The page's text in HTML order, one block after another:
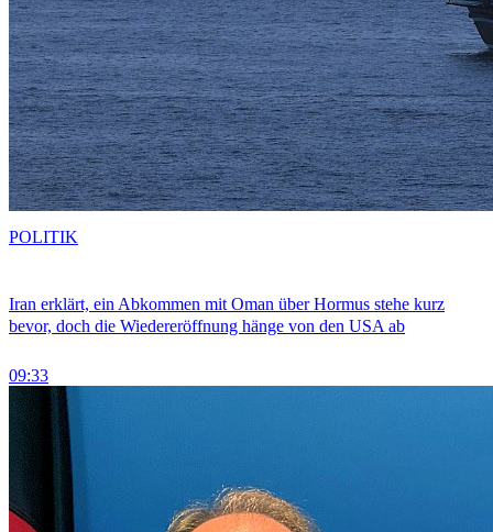
Iran erklärt, ein Abkommen mit Oman über Hormus stehe kurz
bevor, doch die Wiedereröffnung hänge von den USA ab
09:33
POLITIK